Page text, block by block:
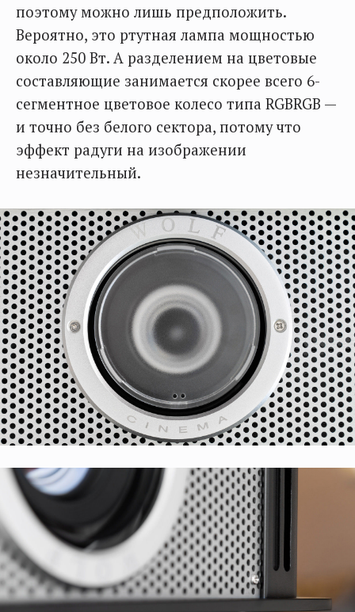
поэтому можно лишь предположить.
Вероятно, это ртутная лампа мощностью
около 250 Вт. А разделением на цветовые
составляющие занимается скорее всего 6-
сегментное цветовое колесо типа RGBRGB —
и точно без белого сектора, потому что
эффект радуги на изображении
незначительный.